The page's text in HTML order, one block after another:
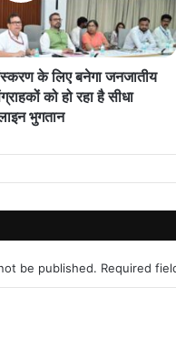
के लिए बनेगा जनजातीय
को हो रहा है सीधा
भुगतान
be published. Required